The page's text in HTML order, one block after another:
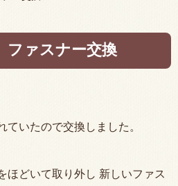
ァスナー交換
ていたので交換しました。
ほどいて取り外し 新しいファス